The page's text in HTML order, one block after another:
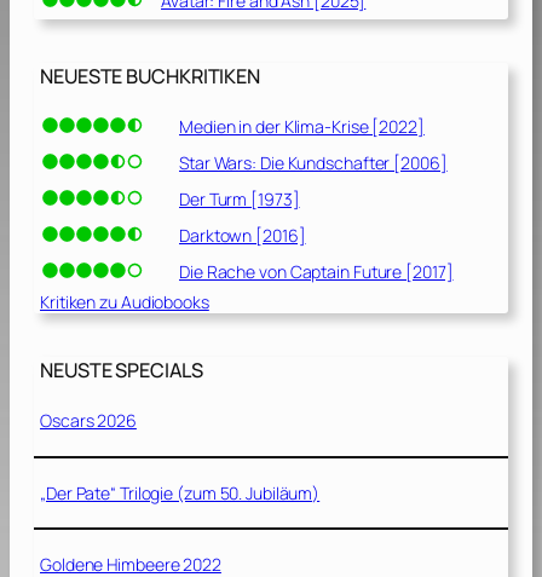
NEUESTE BUCHKRITIKEN
Medien in der Klima-Krise [2022]
Star Wars: Die Kundschafter [2006]
Der Turm [1973]
Darktown [2016]
Die Rache von Captain Future [2017]
Kritiken zu Audiobooks
NEUSTE SPECIALS
Oscars 2026
„Der Pate“ Trilogie (zum 50. Jubiläum)
Goldene Himbeere 2022